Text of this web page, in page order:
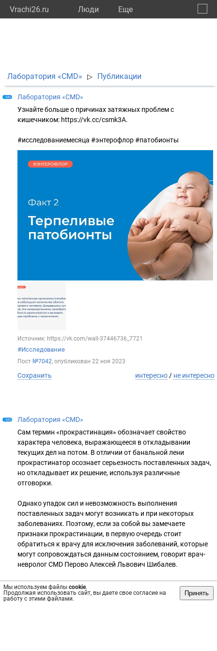
Vrachi26.ru Люди Eще
Мы используем файлы cookie.
Продолжая использовать сайт, вы даете свое согласие на
работу с этими файлами.
Принять
Лаборатория «CMD» ▷ Публикации
Лаборатория «CMD»
Узнайте больше о причинах затяжных проблем с
кишечником: https://vk.cc/csmk3A.
#исследованиемесяца #энтерофлор #патобионты
Источник: https://vk.com/wall-37446736_7721
#Исследование
Пост №7042, опубликован 22 ноя 2023
Сохранить интересно/ не интересно
Лаборатория «CMD»
Сам термин «прокрастинация» обозначает свойство
характера человека, выражающееся в откладывании
текущих дел на потом. В отличии от банальной лени
прокрастинатор осознает серьезность поставленных задач,
но откладывает их решение, используя различные
отговорки.
Однако упадок сил и невозможность выполнения
поставленных задач могут возникать и при некоторых
заболеваниях. Поэтому, если за собой вы замечаете
признаки прокрастинации, в первую очередь стоит
обратиться к врачу для исключения заболеваний, которые
могут сопровождаться данным состоянием, говорит врач-
невролог CMD Перово Алексей Львович Шибалев.
💻 Запись на прием онлайн: https://vk.cc/chpJVB.